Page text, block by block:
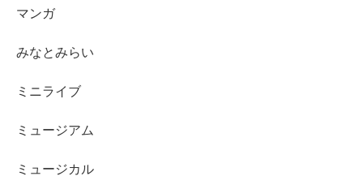
マンガ
みなとみらい
ミニライブ
ミュージアム
ミュージカル